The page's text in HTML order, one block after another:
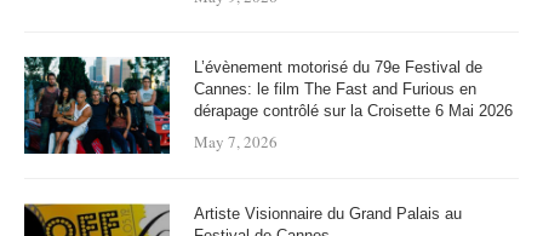
L’évènement motorisé du 79e Festival de
Cannes: le film The Fast and Furious en
dérapage contrôlé sur la Croisette 6 Mai 2026
May 7, 2026
Artiste Visionnaire du Grand Palais au